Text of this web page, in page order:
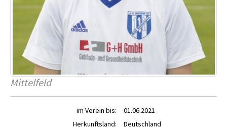
Mittelfeld
im Verein bis:
01.06.2021
Herkunftsland:
Deutschland